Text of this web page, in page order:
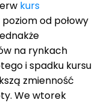
kurs
poziom od połowy
na rynkach
i spadku kursu
zmienność
We wtorek